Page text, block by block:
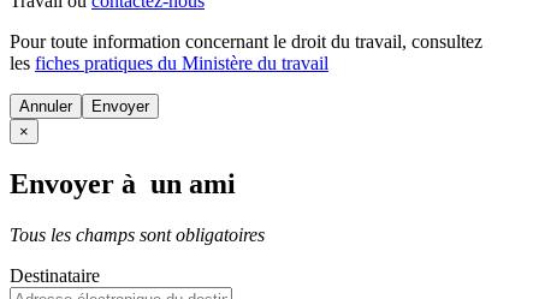
Pour toute information concernant le droit du travail, consultez
les fiches pratiques du Ministère du travail
Annuler
×
Envoyer à un ami
Tous les champs sont obligatoires
Destinataire